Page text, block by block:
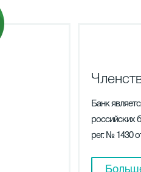
Банк
российских
рег. № 1430